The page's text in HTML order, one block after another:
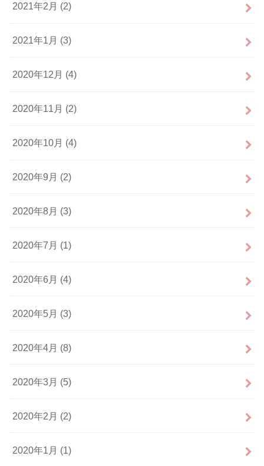
2021年2月 (2)
2021年1月 (3)
2020年12月 (4)
2020年11月 (2)
2020年10月 (4)
2020年9月 (2)
2020年8月 (3)
2020年7月 (1)
2020年6月 (4)
2020年5月 (3)
2020年4月 (8)
2020年3月 (5)
2020年2月 (2)
2020年1月 (1)